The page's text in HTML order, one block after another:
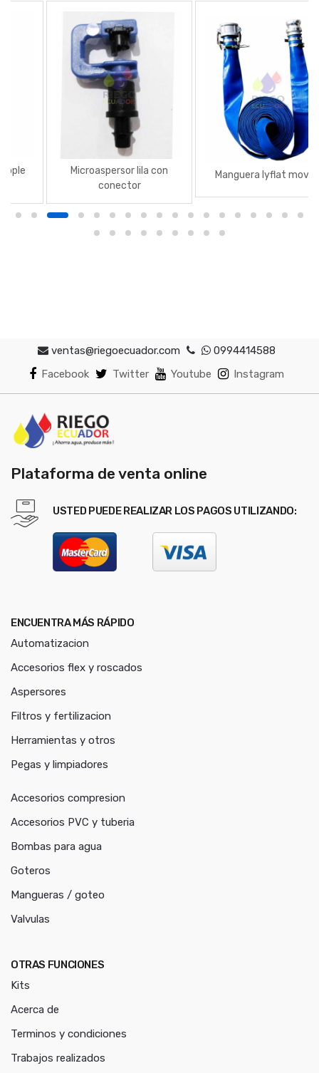
Microaspersor lila con
conector
Manguera lyflat movil 2
ventas@riegoecuador.com
0994414588
Facebook
Twitter Youtube Instagram
Plataforma de venta online
USTED PUEDE REALIZAR LOS PAGOS UTILIZANDO:
ENCUENTRA MÁS RÁPIDO
Automatizacion
Accesorios flex y roscados
Aspersores
Filtros y fertilizacion
Herramientas y otros
Pegas y limpiadores
Accesorios compresion
Accesorios PVC y tuberia
Bombas para agua
Goteros
Mangueras / goteo
Valvulas
OTRAS FUNCIONES
Kits
Acerca de
Terminos y condiciones
Trabajos realizados